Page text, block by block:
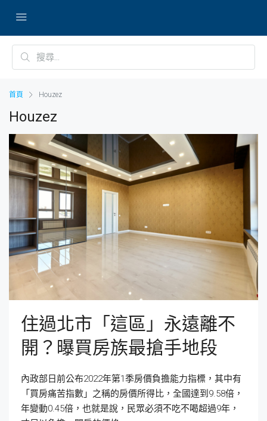
首頁 Houzez
Houzez
住過北市「這區」永遠離不
開？曝買房族最搶手地段
內政部日前公布2022年第1季房價負擔能力指標，其中有
「買房痛苦指數」之稱的房價所得比，全國達到9.58倍，
年變動0.45倍，也就是說，民眾必須不吃不喝超過9年，